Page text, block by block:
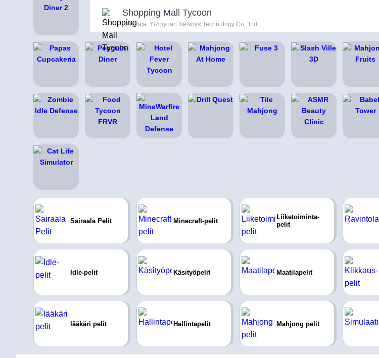
Shopping Mall Tycoon
Kehittäjä: Yizhiyuan Network Technology Co., Ltd.
Sairaala Pelit Minecraft-pelit
Liiketoiminta-
pelit
Idle-pelit Käsityöpelit Maatilapelit
lääkäri pelit Hallintapelit Mahjong pelit